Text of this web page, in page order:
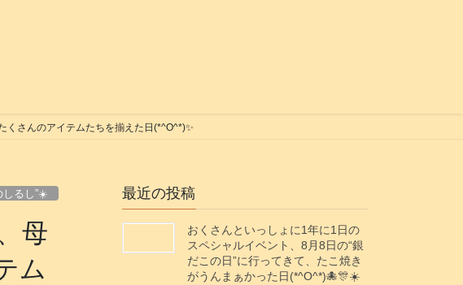
さんのアイテムたちを揃えた日(*^O^*)✨
しるし”☀️
母
ム
最近の投稿
おくさんといっしょに1年に1日の
スペシャルイベント、8月8日の“銀
だこの日”に行ってきて、たこ焼き
がうんまぁかった日(*^O^*)🐙🎊☀️